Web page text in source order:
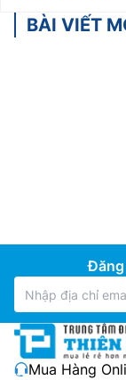
BÀI VIẾT
Đăng
Mua Hàng